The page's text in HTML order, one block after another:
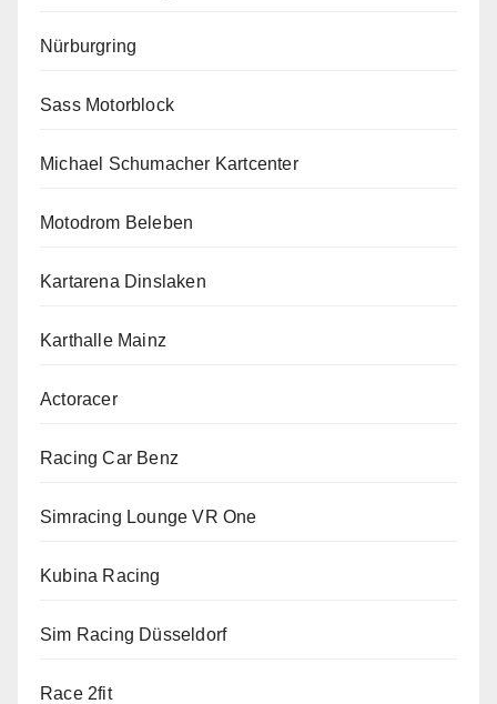
Nürburgring
Sass Motorblock
Michael Schumacher Kartcenter
Motodrom Beleben
Kartarena Dinslaken
Karthalle Mainz
Actoracer
Racing Car Benz
Simracing Lounge VR One
Kubina Racing
Sim Racing Düsseldorf
Race 2fit